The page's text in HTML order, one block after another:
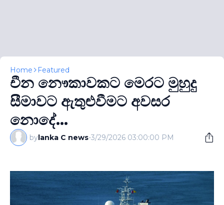
Home Featured
චීන නෞකාවකට මෙරට මුහුදු
සීමාවට ඇතුළුවීමට අවසර
නොදේ...
bylanka C news-3/29/2026 03:00:00 PM